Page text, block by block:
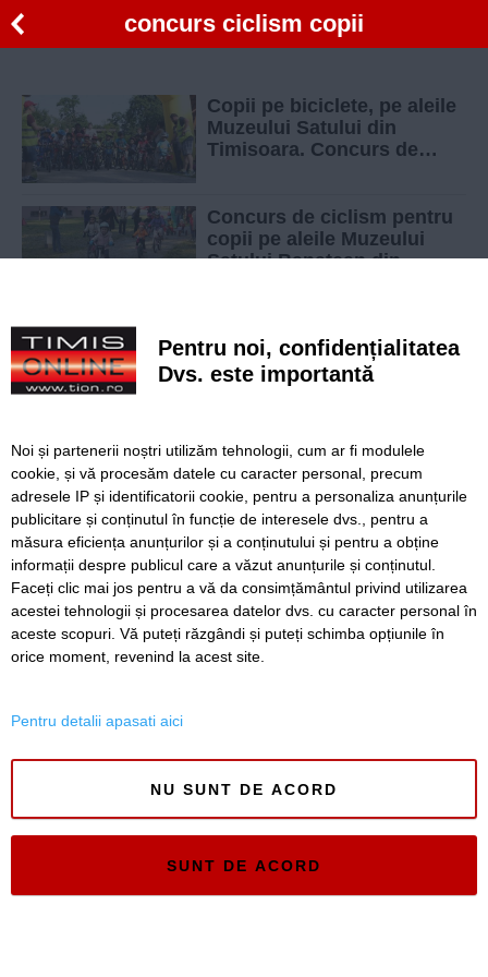
concurs ciclism copii
Copii pe biciclete, pe aleile
Muzeului Satului din
Timisoara. Concurs de
Concurs de ciclism pentru
copii pe aleile Muzeului
Satului Banatean din
SERVICII
Folosinta Cookie-urilor
Politica de confidentialitate
Regulament postare și moderare comentarii
Timiș Online
ISSN 3008-2323
Pentru noi, confidențialitatea
Dvs. este importantă
Noi și partenerii noștri utilizăm tehnologii, cum ar fi modulele
cookie, și vă procesăm datele cu caracter personal, precum
adresele IP și identificatorii cookie, pentru a personaliza anunțurile
publicitare și conținutul în funcție de interesele dvs., pentru a
măsura eficiența anunțurilor și a conținutului și pentru a obține
informații despre publicul care a văzut anunțurile și conținutul.
Faceți clic mai jos pentru a vă da consimțământul privind utilizarea
acestei tehnologii și procesarea datelor dvs. cu caracter personal în
aceste scopuri. Vă puteți răzgândi și puteți schimba opțiunile în
orice moment, revenind la acest site.
Pentru detalii apasati aici
NU SUNT DE ACORD
SUNT DE ACORD